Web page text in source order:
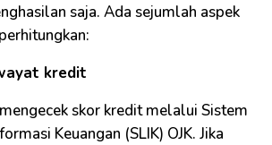
saja. Ada sejumlah aspek
kredit
skor kredit melalui Sistem
Keuangan (SLIK) OJK. Jika